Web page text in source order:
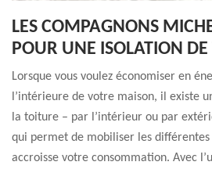
LES COMPAGNONS
POUR UNE ISOLATION DE
Lorsque vous voulez économiser en
l’intérieure de votre maison, il existe
la toiture – par l’intérieur ou par
qui permet de mobiliser les différentes
accroisse votre consommation. Avec